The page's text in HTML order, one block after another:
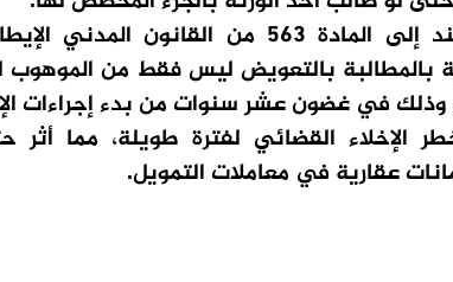
كان التشريع السابق، المستند إلى المادة 563 من
بالمطالبة بالتعويض ليس فقط من الموهوب
وذلك في غضون عشر سنوات من بدء إجراءات
الإخلاء القضائي لفترة طويلة، مما أثر
عقارية في معاملات التمويل.